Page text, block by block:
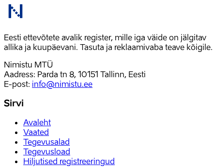
Eesti ettevõtete avalik register, mille iga väide on jälgitav
allika ja kuupäevani. Tasuta ja reklaamivaba teave kõigile.
Nimistu MTÜ
Aadress: Parda tn 8, 10151 Tallinn, Eesti
E-post: info@nimistu.ee
Sirvi
Avaleht
Vaated
Tegevusalad
Tegevusload
Hiljutised registreeringud